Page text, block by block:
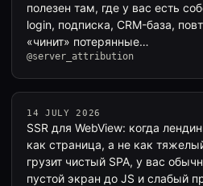
полезен там, где у вас есть
login, подписка, CRM-база,
«чинит» потерянные…
@server_attribution
14 JULY 2026
SSR для WebView: когда
как страница, а не как
грузит чистый SPA, у вас
пустой экран до JS и слабый